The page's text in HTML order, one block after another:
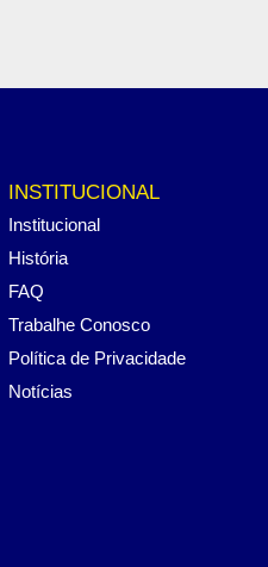
INSTITUCIONAL
Institucional
História
FAQ
Trabalhe Conosco
Política de Privacidade
Notícias